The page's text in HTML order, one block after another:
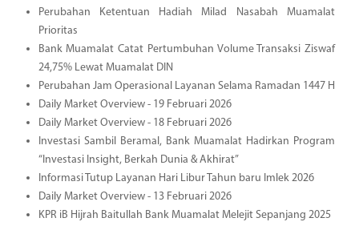
Perubahan Ketentuan Hadiah Milad Nasabah Muamalat
Prioritas
Bank Muamalat Catat Pertumbuhan Volume Transaksi Ziswaf
24,75% Lewat Muamalat DIN
Perubahan Jam Operasional Layanan Selama Ramadan 1447 H
Daily Market Overview - 19 Februari 2026
Daily Market Overview - 18 Februari 2026
Investasi Sambil Beramal, Bank Muamalat Hadirkan Program
“Investasi Insight, Berkah Dunia & Akhirat”
Informasi Tutup Layanan Hari Libur Tahun baru Imlek 2026
Daily Market Overview - 13 Februari 2026
KPR iB Hijrah Baitullah Bank Muamalat Melejit Sepanjang 2025